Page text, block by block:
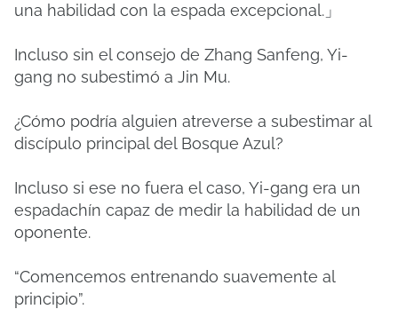
una habilidad con la espada excepcional.」
Incluso sin el consejo de Zhang Sanfeng, Yi-
gang no subestimó a Jin Mu.
¿Cómo podría alguien atreverse a subestimar al
discípulo principal del Bosque Azul?
Incluso si ese no fuera el caso, Yi-gang era un
espadachín capaz de medir la habilidad de un
oponente.
“Comencemos entrenando suavemente al
principio”.